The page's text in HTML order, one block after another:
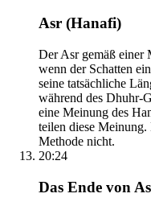
Asr (Hanafi)
Der Asr gemäß einer
wenn der Schatten
seine tatsächliche
während des Dhuhr-
eine Meinung des
teilen diese
Methode nicht.
20:24
Das Ende von